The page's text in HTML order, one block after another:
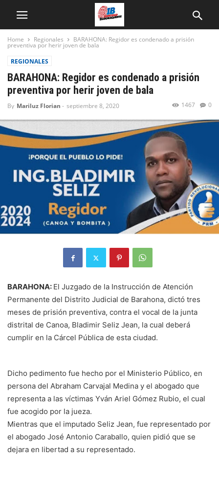
Home Regionales BARAHONA: Regidor es condenado a prisión
preventiva por herir joven de bala
REGIONALES
BARAHONA: Regidor es condenado a prisión
preventiva por herir joven de bala
By Mariluz Florian - septiembre 8, 2020 0
1467
BARAHONA: El Juzgado de la Instrucción de Atención
Permanente del Distrito Judicial de Barahona, dictó tres
meses de prisión preventiva, contra el vocal de la junta
distrital de Canoa, Bladimir Seliz Jean, la cual deberá
cumplir en la Cárcel Pública de esta ciudad.
Dicho pedimento fue hecho por el Ministerio Público, en
persona del Abraham Carvajal Medina y el abogado que
representa a las víctimas Yván Ariel Gómez Rubio, el cual
fue acogido por la jueza.
Mientras que el imputado Seliz Jean, fue representado por
el abogado José Antonio Caraballo, quien pidió que se
dejara en libertad a su representado.